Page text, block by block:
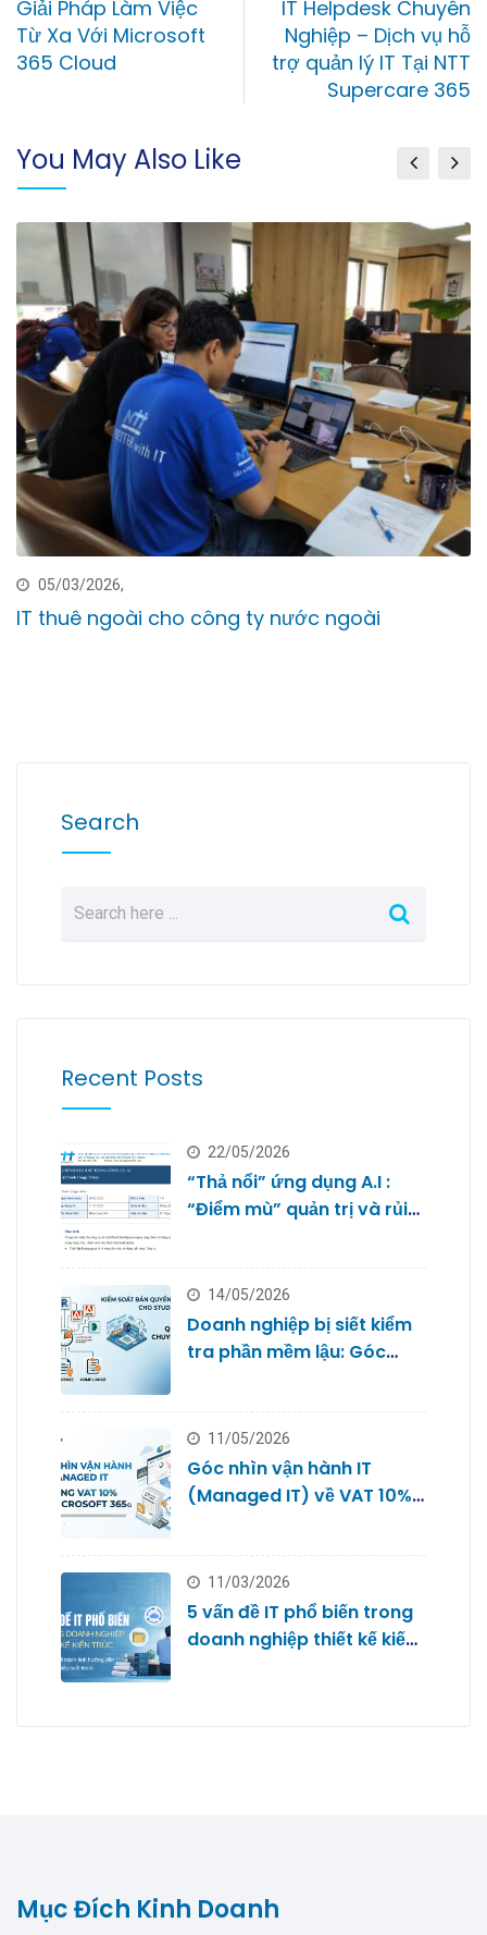
Giải Pháp Làm Việc
Từ Xa Với Microsoft
365 Cloud
IT Helpdesk Chuyên
Nghiệp – Dịch vụ hỗ
trợ quản lý IT Tại NTT
Supercare 365
You May Also Like
05/03/2026,
IT thuê ngoài cho công ty nước ngoài
Search
Recent Posts
22/05/2026
“Thả nổi” ứng dụng A.I :
“Điểm mù” quản trị và rủi
14/05/2026
Doanh nghiệp bị siết kiểm
tra phần mềm lậu: Góc
11/05/2026
Góc nhìn vận hành IT
(Managed IT) về VAT 10%
11/03/2026
5 vấn đề IT phổ biến trong
doanh nghiệp thiết kế kiến
Mục Đích Kinh Doanh